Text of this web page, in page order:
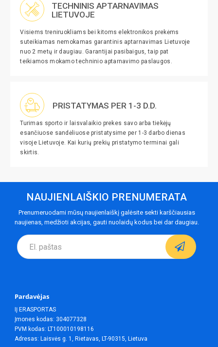
TECHNINIS APTARNAVIMAS
LIETUVOJE
Visiems treniruokliams bei kitoms elektronikos prekėms
suteikiamas nemokamas garantinis aptarnavimas Lietuvoje
nuo 2 metų ir daugiau. Garantijai pasibaigus, taip pat
teikiamos mokamo techninio aptarnavimo paslaugos.
PRISTATYMAS PER 1-3 D.D.
Turimas sporto ir laisvalaikio prekes savo arba tiekėjų
esančiuose sandėliuose pristatysime per 1-3 darbo dienas
visoje Lietuvoje. Kai kurių prekių pristatymo terminai gali
skirtis.
NAUJIENLAIŠKIO PRENUMERATA
Prenumeruodami mūsų naujienlaiškį galėsite sekti karščiausias
naujienas, medžioti akcijas, gauti nuolaidų kodus bei dar daugiau.
Pardavėjas
IĮ ERASPORTAS
Įmones kodas: 304077328
PVM kodas: LT100010198116
Adresas: Laisvės g. 1, Rietavas, LT-90315, Lietuva